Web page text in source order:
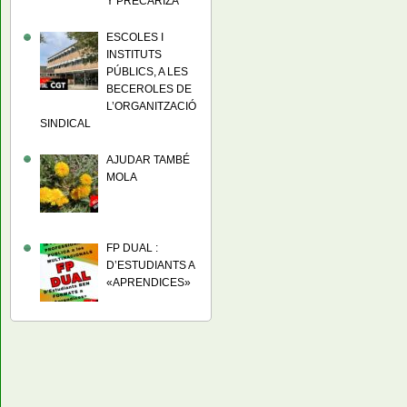
ESCOLES I
INSTITUTS
PÚBLICS, A LES
BECEROLES DE
L’ORGANITZACIÓ
SINDICAL
AJUDAR TAMBÉ
MOLA
FP DUAL :
D’ESTUDIANTS A
«APRENDICES»